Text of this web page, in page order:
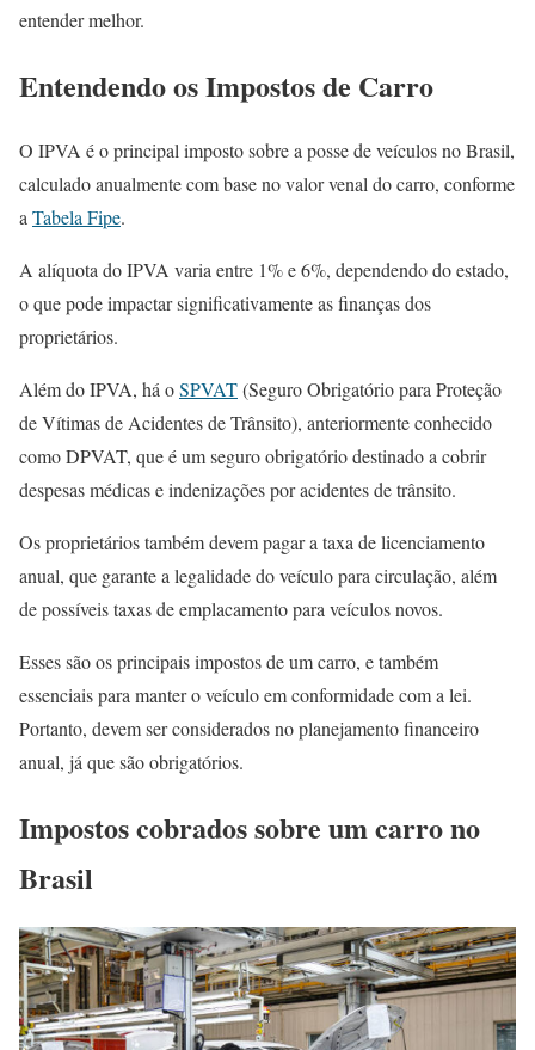
entender melhor.
Entendendo os Impostos de Carro
O IPVA é o principal imposto sobre a posse de veículos no Brasil,
calculado anualmente com base no valor venal do carro, conforme
aTabela Fipe.
A alíquota do IPVA varia entre 1% e 6%, dependendo do estado,
o que pode impactar significativamente as finanças dos
proprietários.
Além do IPVA, há oSPVAT(Seguro Obrigatório para Proteção
de Vítimas de Acidentes de Trânsito), anteriormente conhecido
como DPVAT, que é um seguro obrigatório destinado a cobrir
despesas médicas e indenizações por acidentes de trânsito.
Os proprietários também devem pagar a taxa de licenciamento
anual, que garante a legalidade do veículo para circulação, além
de possíveis taxas de emplacamento para veículos novos.
Esses são os principais impostos de um carro, e também
essenciais para manter o veículo em conformidade com a lei.
Portanto, devem ser considerados no planejamento financeiro
anual, já que são obrigatórios.
Impostos cobrados sobre um carro no
Brasil